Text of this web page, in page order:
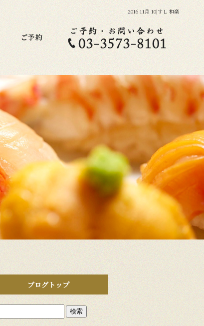
2016 11月 10|すし 和楽
ブログトップ